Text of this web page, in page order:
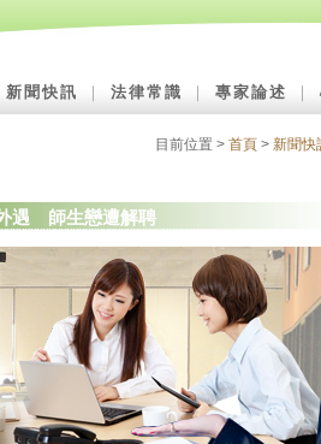
新聞快訊 法律常識 專家論述 ｜
目前位置 > 首頁 > 新聞快
遇 師生戀遭解聘